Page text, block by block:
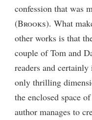
confession that was
(Brooks). What
other works is that
couple of Tom and
readers and
only thrilling
the enclosed space
author manages to